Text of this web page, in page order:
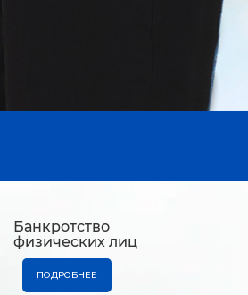
Банкротство
физических лиц
ПОДРОБНЕЕ